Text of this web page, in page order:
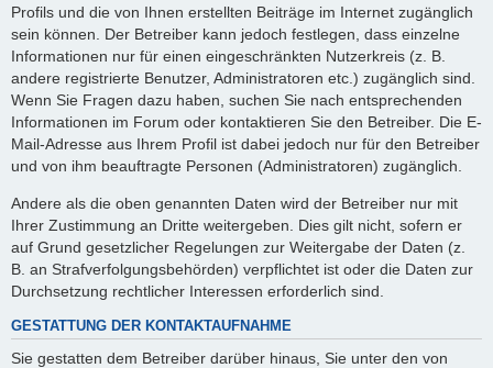
Profils und die von Ihnen erstellten Beiträge im Internet zugänglich
sein können. Der Betreiber kann jedoch festlegen, dass einzelne
Informationen nur für einen eingeschränkten Nutzerkreis (z. B.
andere registrierte Benutzer, Administratoren etc.) zugänglich sind.
Wenn Sie Fragen dazu haben, suchen Sie nach entsprechenden
Informationen im Forum oder kontaktieren Sie den Betreiber. Die E-
Mail-Adresse aus Ihrem Profil ist dabei jedoch nur für den Betreiber
und von ihm beauftragte Personen (Administratoren) zugänglich.
Andere als die oben genannten Daten wird der Betreiber nur mit
Ihrer Zustimmung an Dritte weitergeben. Dies gilt nicht, sofern er
auf Grund gesetzlicher Regelungen zur Weitergabe der Daten (z.
B. an Strafverfolgungsbehörden) verpflichtet ist oder die Daten zur
Durchsetzung rechtlicher Interessen erforderlich sind.
GESTATTUNG DER KONTAKTAUFNAHME
Sie gestatten dem Betreiber darüber hinaus, Sie unter den von